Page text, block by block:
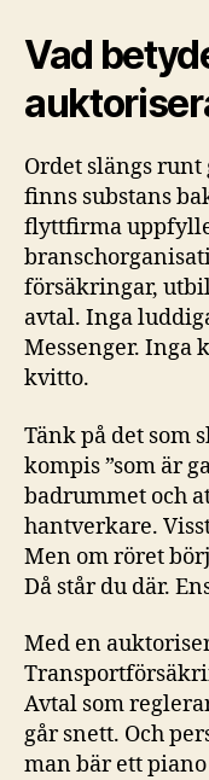
Vad
Ordet slängs
finns substans
flyttfirma
försäkringar,
avtal. Inga
Messenger. Inga
kvitto.
Tänk på det som
kompis ”som är
badrummet och
hantverkare.
Men om röret
Då står du där.
Med en
Avtal som
går snett. Och
man bär ett